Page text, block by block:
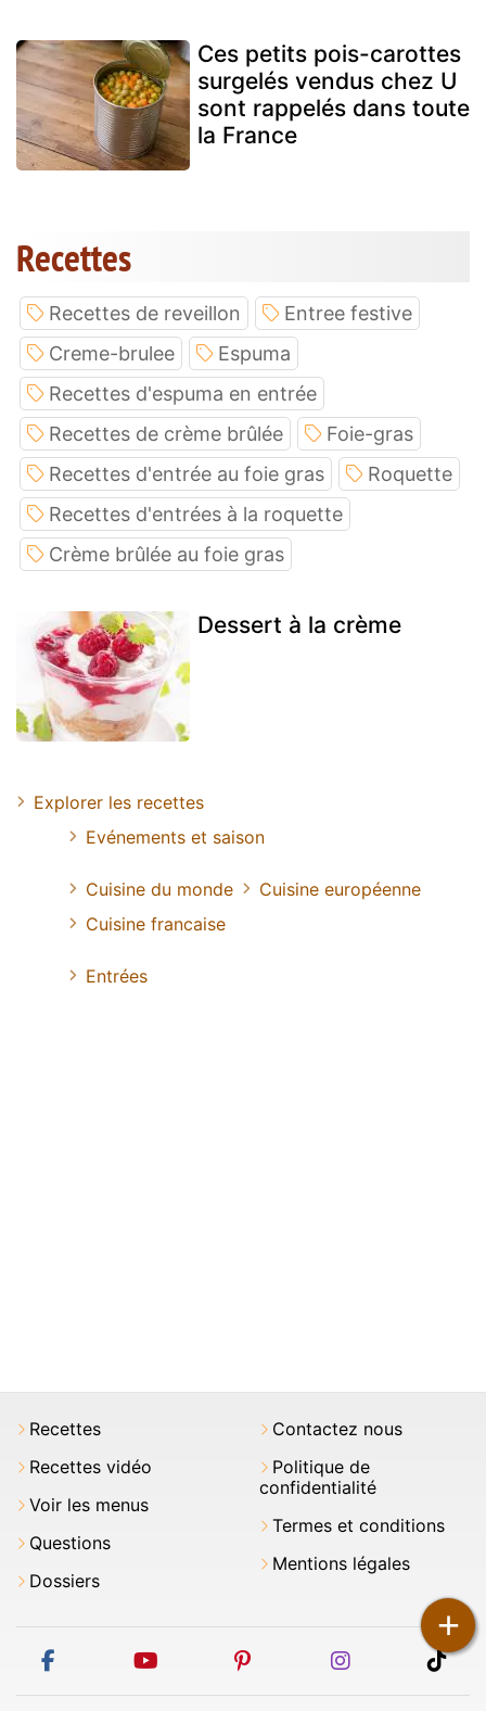
+
Ces petits pois-carottes
surgelés vendus chez U
sont rappelés dans toute
la France
Recettes
Recettes de reveillon
Entree festive
Creme-brulee
Espuma
Recettes d'espuma en entrée
Recettes de crème brûlée
Foie-gras
Recettes d'entrée au foie gras
Roquette
Recettes d'entrées à la roquette
Crème brûlée au foie gras
Dessert à la crème
Explorer les recettes
Evénements et saison
Cuisine du monde
Cuisine européenne
Cuisine francaise
Entrées
Recettes
Recettes vidéo
Voir les menus
Questions
Dossiers
Contactez nous
Politique de
confidentialité
Termes et conditions
Mentions légales
facebook youtube pinterest instagram